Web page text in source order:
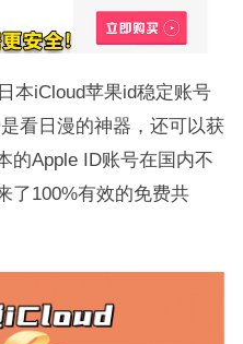
本iCloud苹果id稳定账号
看日漫的神器，还可以获
的Apple ID账号在国内不
了100%有效的免费共